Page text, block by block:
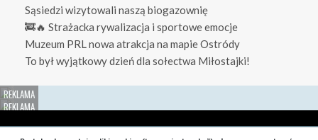
Sąsiedzi wizytowali naszą biogazownię
🚒🔥 Strażacka rywalizacja i sportowe emocje
Muzeum PRL nowa atrakcja na mapie Ostródy
To był wyjątkowy dzień dla sołectwa Miłostajki!